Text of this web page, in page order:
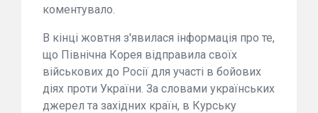
коментувало.
В кінці жовтня з'явилася інформація про те,
що Північна Корея відправила своїх
військових до Росії для участі в бойових
діях проти України. За словами українських
джерел та західних країн, в Курську